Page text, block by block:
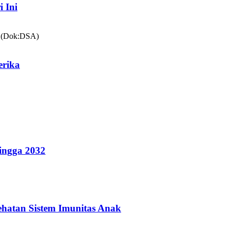
Ini
2032
Sistem Imunitas Anak